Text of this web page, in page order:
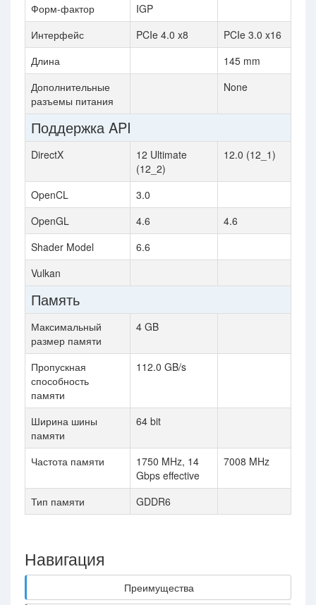
Форм-фактор
IGP
Интерфейс
PCIe 4.0 x8
PCIe 3.0 x16
Длина
145 mm
Дополнительные
разъемы питания
None
Поддержка API
DirectX
12 Ultimate
(12_2)
12.0 (12_1)
OpenCL
3.0
OpenGL
4.6
4.6
Shader Model
6.6
Vulkan
Память
Максимальный
размер памяти
4 GB
Пропускная
способность
памяти
112.0 GB/s
Ширина шины
памяти
64 bit
Частота памяти
1750 MHz, 14
Gbps effective
7008 MHz
Тип памяти GDDR6
Навигация
Преимущества